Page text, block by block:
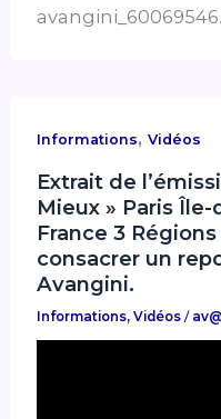
Informations,Vidéos
Extrait de
Mieux » Paris
France 3
consacrer un
Avangini.
Informations,Vidéos /